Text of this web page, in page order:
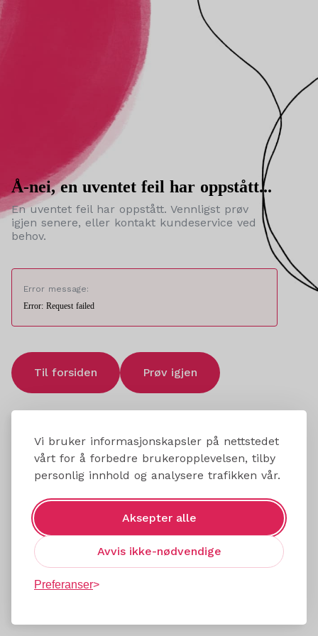
Vi bruker informasjonskapsler på nettstedet
vårt for å forbedre brukeropplevelsen, tilby
personlig innhold og analysere trafikken vår.
Aksepter alle
Avvis ikke-nødvendige
Preferanser
Å-nei, en uventet feil har oppstått...
En uventet feil har oppstått. Vennligst prøv
igjen senere, eller kontakt kundeservice ved
behov.
Error message:
Error: Request failed
Til forsiden Prøv igjen